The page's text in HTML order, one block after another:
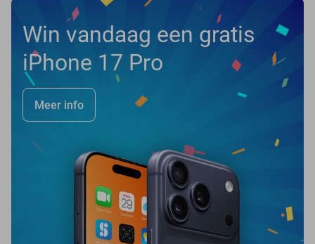
Win vandaag een gratis
iPhone 17 Pro
Meer info